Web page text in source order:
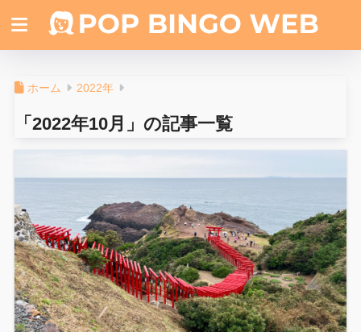
ホーム 2022年
「2022年10月」の記事一覧